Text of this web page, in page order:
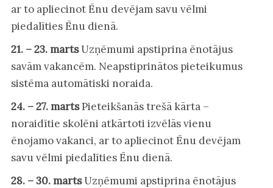
ar to apliecinot Ēnu devējam savu vēlmi
piedalīties Ēnu dienā.
21. – 23. martsUzņēmumi apstiprina ēnotājus
savām vakancēm. Neapstiprinātos pieteikumus
sistēma automātiski noraida.
24. – 27. martsPieteikšanās trešā kārta –
noraidītie skolēni atkārtoti izvēlās vienu
ēnojamo vakanci, ar to apliecinot Ēnu devējam
savu vēlmi piedalīties Ēnu dienā.
28. – 30. martsUzņēmumi apstiprina ēnotājus